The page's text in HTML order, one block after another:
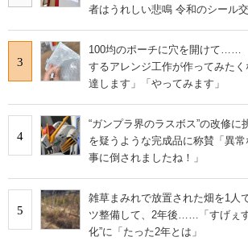
者はうれしい悲鳴 令和の
3
100均のポーチに穴を開けて……
するアレンジ工作が作ってみた
達します」「やってみます」
4
“ガンプラ界のラスボス”の改
を疑うような完成品に称賛「異
事に倒されましたね！」
5
雑草まみれで放置された畑を1人
ツ整備して、2年後……「すげぇ
化”に「たった2年とは」